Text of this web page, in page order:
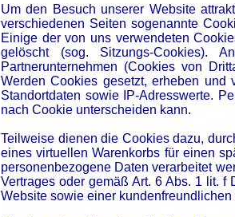
Um den Besuch unserer Website
verschiedenen Seiten sogenannte
Einige der von uns verwendeten
gelöscht (sog. Sitzungs-Cookies).
Partnerunternehmen (Cookies von
Werden Cookies gesetzt, erheben und
Standortdaten sowie IP-Adresswerte.
nach Cookie unterscheiden kann.
Teilweise dienen die Cookies dazu,
eines virtuellen Warenkorbs für einen
personenbezogene Daten verarbeitet
Vertrages oder gemäß Art. 6 Abs. 1 lit. f
Website sowie einer